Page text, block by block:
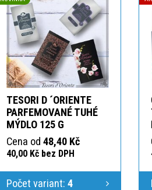
TESORI D ´ORIENTE
PARFEMOVANÉ TUHÉ
MÝDLO 125 G
Cena od 48,40 Kč
40,00 Kč bez DPH
Počet variant: 4